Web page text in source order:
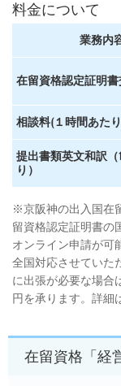
料金について
業務内
在留資格認定証明
相談料(１時間あた
提出書類英文和訳（
り）
※京阪神の出入国在
留資格認定証明書の
オンライン申請が可
全国対応させていた
に出張が必要な場合
円を承ります。詳細
在留資格「経